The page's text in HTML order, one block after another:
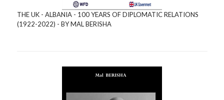
THE UK - ALBANIA - 100 YEARS OF DIPLOMATIC RELATIONS
(1922-2022) - BY MAL BERISHA